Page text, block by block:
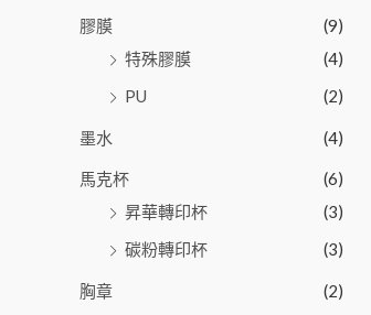
膠膜
(9)
特殊膠膜
(4)
PU
(2)
墨水 (4)
馬克杯
(6)
昇華轉印杯
(3)
碳粉轉印杯
(3)
胸章 (2)